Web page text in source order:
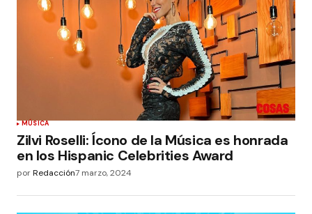
MÚSICA
Zilvi Roselli: Ícono de la Música es honrada
en los Hispanic Celebrities Award
porRedacción7 marzo, 2024